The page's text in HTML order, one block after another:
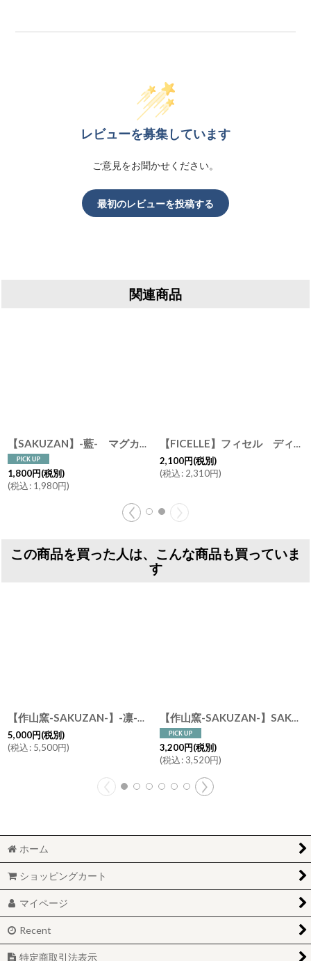
レビューを募集しています
ご意見をお聞かせください。
最初のレビューを投稿する
関連商品
[
【SAKUZAN】-藍- マグカップ スープカップ ターコイズ ネイビー 作山窯 日本製 美濃焼 釉薬
1,800円(税別)
(税込: 1,980円)
【FICELLE】フィセル ディナープレート/パスタプレート/お皿/大皿/陶器/日本製
2,100円(税別)
(税込: 2,310円)
この商品を買った人は、こんな商品も買っていま
す
【作山窯-SAKUZAN-】-凛-深鉢/サラダボウル/ボウル/日本製/陶器
5,000円(税別)
(税込: 5,500円)
【作山窯-SAKUZAN-】SAKUZAN DAYS Sara ストライプ カップ&ソーサー Stripe Cup&Saucer /リム皿/コーヒーカップ/サラ/カフェ/磁器/日本製/陶器
3,200円(税別)
(税込: 3,520円)
ホーム
ショッピングカート
マイページ
Recent
特定商取引法表示